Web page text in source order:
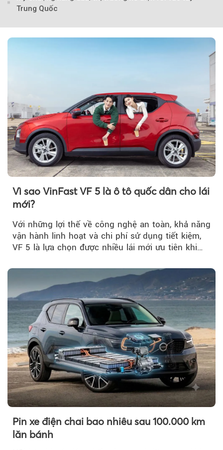
Trung Quốc
Vì sao VinFast VF 5 là ô tô quốc dân cho lái
mới?
Với những lợi thế về công nghệ an toàn, khả năng
vận hành linh hoạt và chi phí sử dụng tiết kiệm,
VF 5 là lựa chọn được nhiều lái mới ưu tiên khi
Pin xe điện chai bao nhiêu sau 100.000 km
lăn bánh